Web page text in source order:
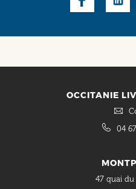
OCCITANIE
04
47 quai du